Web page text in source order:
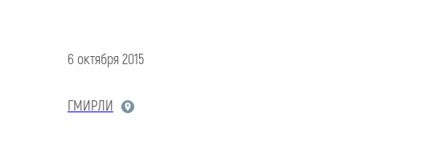
6 октября 2015
ГМИРЛИ